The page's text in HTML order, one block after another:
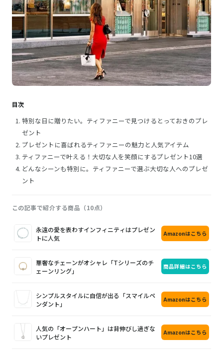
目次
特別な日に贈りたい。ティファニーで見つけるとっておきのプレ
ゼント
プレゼントに喜ばれるティファニーの魅力と人気アイテム
ティファニーで叶える！大切な人を笑顔にするプレゼント10選
どんなシーンも特別に。ティファニーで選ぶ大切な人へのプレゼ
ント
この記事で紹介する商品（10点）
像品入
永遠の愛を表わすインフィニティはプレゼン
トに人気
Amazonはこちら
華奢なチェーンがオシャレ「Tシリーズのチ
ェーンリング」
商品詳細はこちら
シンプルスタイルに自信が出る「スマイルペ
ンダント」
Amazonはこちら
人気の「オープンハート」は背伸びし過ぎな
いプレゼント
Amazonはこちら